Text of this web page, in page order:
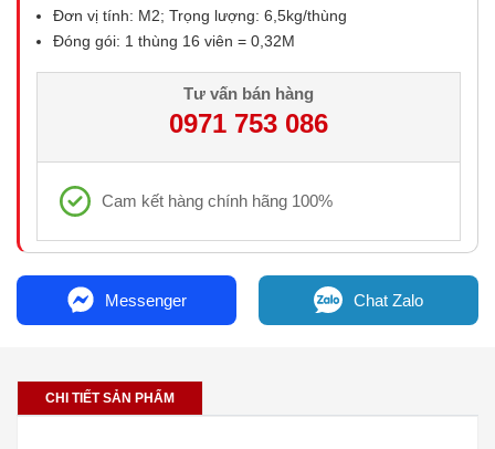
Đơn vị tính: M2; Trọng lượng: 6,5kg/thùng
Đóng gói: 1 thùng 16 viên = 0,32M
Tư vấn bán hàng
0971 753 086
Cam kết hàng chính hãng 100%
Messenger Chat Zalo
CHI TIẾT SẢN PHẨM